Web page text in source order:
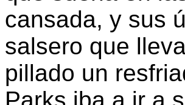
cansada, y sus
salsero que
pillado un